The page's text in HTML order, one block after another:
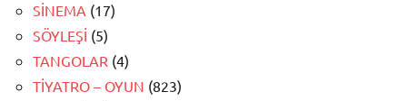
SİNEMA (17)
SÖYLEŞİ (5)
TANGOLAR (4)
TİYATRO – OYUN (823)